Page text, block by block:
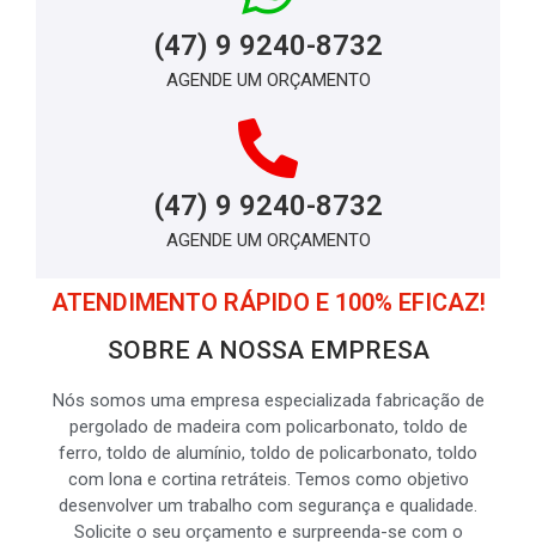
(47) 9 9240-8732
AGENDE UM ORÇAMENTO
(47) 9 9240-8732
AGENDE UM ORÇAMENTO
ATENDIMENTO RÁPIDO E 100% EFICAZ!
SOBRE A NOSSA EMPRESA
Nós somos uma empresa especializada fabricação de
pergolado de madeira com policarbonato, toldo de
ferro, toldo de alumínio, toldo de policarbonato, toldo
com lona e cortina retráteis. Temos como objetivo
desenvolver um trabalho com segurança e qualidade.
Solicite o seu orçamento e surpreenda-se com o